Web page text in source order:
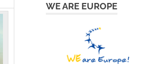
WE ARE EUROPE